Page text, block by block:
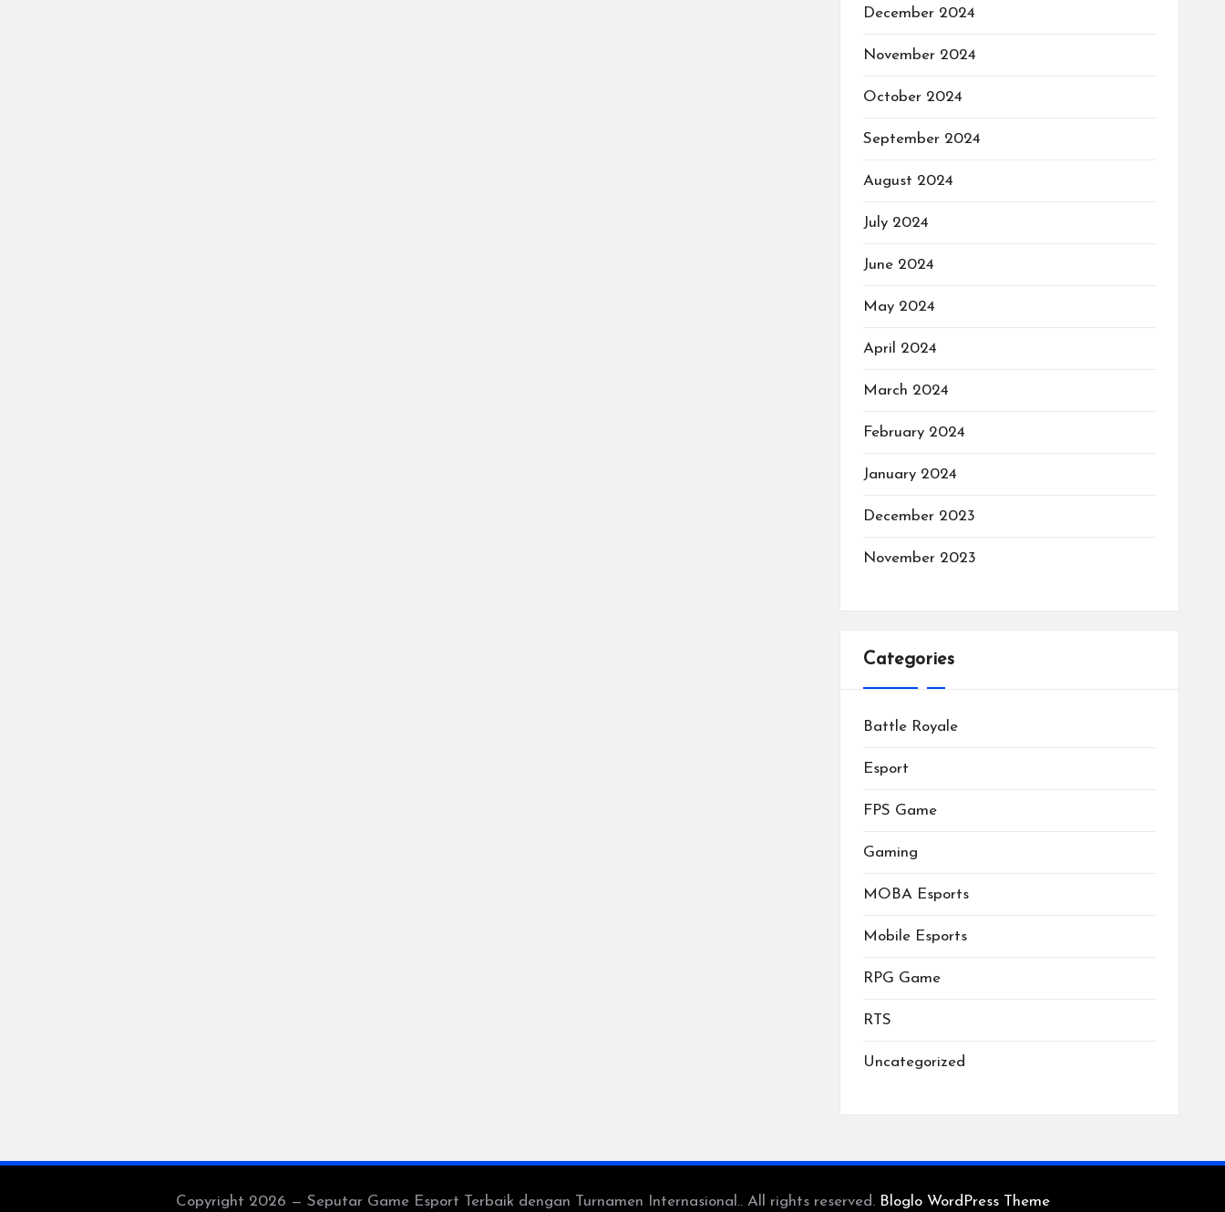
December 2024
November 2024
October 2024
September 2024
August 2024
July 2024
June 2024
May 2024
April 2024
March 2024
February 2024
January 2024
December 2023
November 2023
Categories
Battle Royale
Esport
FPS Game
Gaming
MOBA Esports
Mobile Esports
RPG Game
RTS
Uncategorized
Copyright 2026 — Seputar Game Esport Terbaik dengan Turnamen Internasional.. All rights reserved. Bloglo WordPress Theme